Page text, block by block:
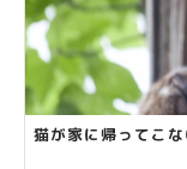
猫が家に帰ってこ